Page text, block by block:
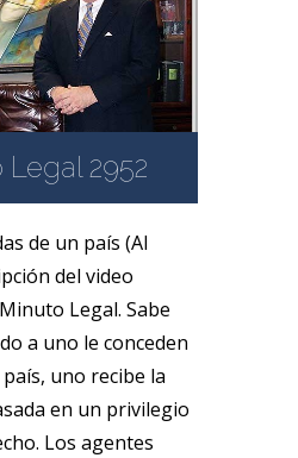
Legal 2952
de un país (Al
del video
Legal. Sabe
a uno le conceden
uno recibe la
en un privilegio
Los agentes